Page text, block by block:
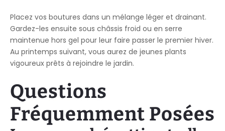
Placez vos boutures dans un mélange léger et drainant.
Gardez-les ensuite sous châssis froid ou en serre
maintenue hors gel pour leur faire passer le premier hiver.
Au printemps suivant, vous aurez de jeunes plants
vigoureux prêts à rejoindre le jardin.
Questions
Fréquemment Posées